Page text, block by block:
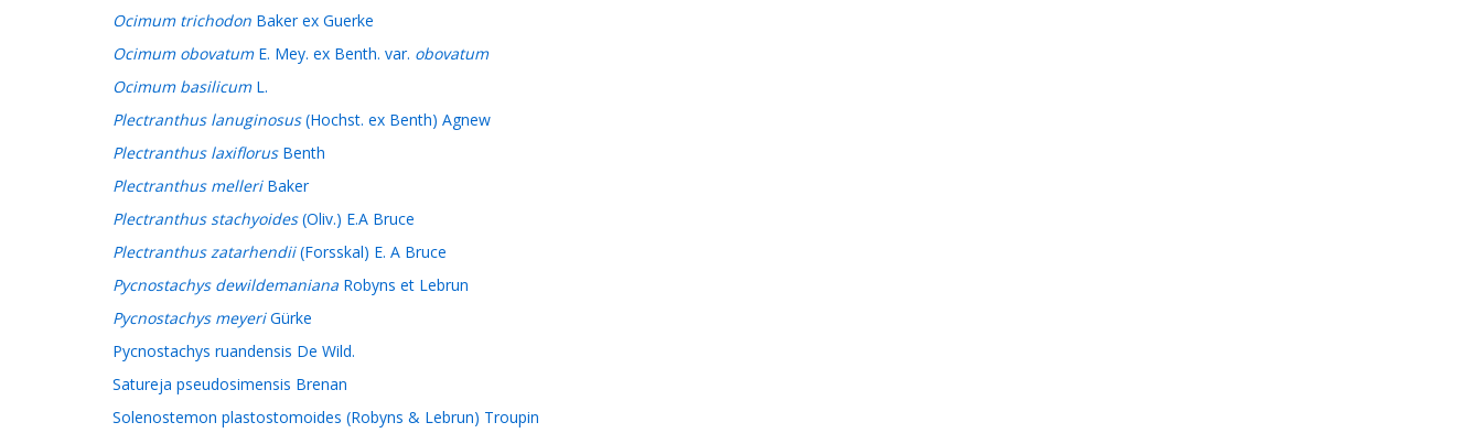
Ocimum trichodon Baker ex Guerke
Ocimum obovatumE. Mey. ex Benth. var. obovatum
Ocimum basilicumL.
Plectranthus lanuginosus(Hochst. ex Benth) Agnew
Plectranthus laxiflorusBenth
Plectranthus melleriBaker
Plectranthus stachyoides(Oliv.) E.A Bruce
Plectranthus zatarhendii(Forsskal) E. A Bruce
Pycnostachys dewildemaniana Robyns et Lebrun
Pycnostachys meyeriGürke
Pycnostachys ruandensis De Wild.
Satureja pseudosimensis Brenan
Solenostemon plastostomoides (Robyns & Lebrun) Troupin